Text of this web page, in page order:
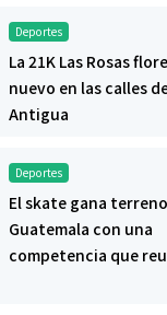
Deportes
La 21K Las Rosas
nuevo en las calles
Antigua
Deportes
El skate gana
Guatemala con una
competencia que